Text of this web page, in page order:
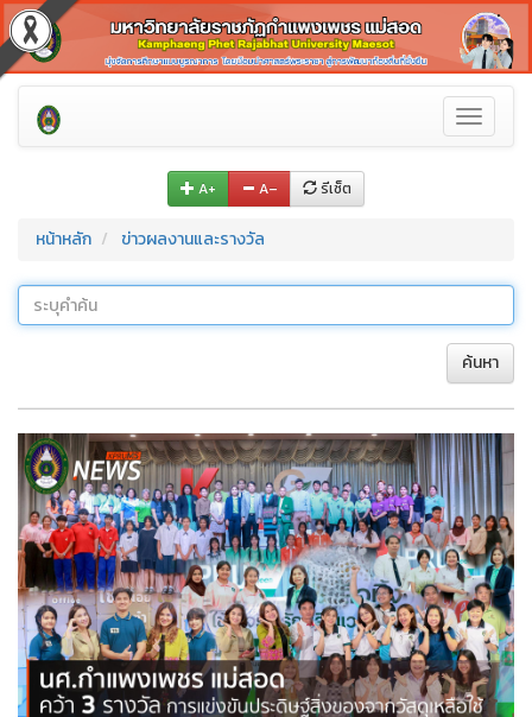
Toggle
A+ A– รีเซ็ต
หน้าหลัก ข่าวผลงานและรางวัล
ค้นหา